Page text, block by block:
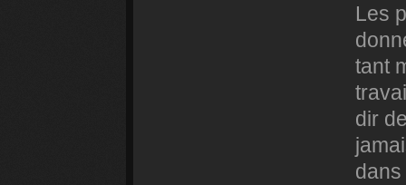
Les
tant
dir